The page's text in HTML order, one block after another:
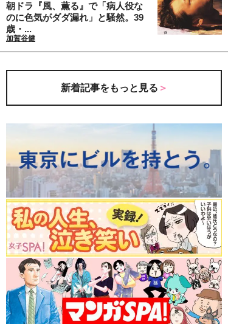
朝ドラ『風、薫る』で「病人役な
のに色気がダダ漏れ」と騒然。39
歳・...
加賀谷健
新着記事をもっと見る